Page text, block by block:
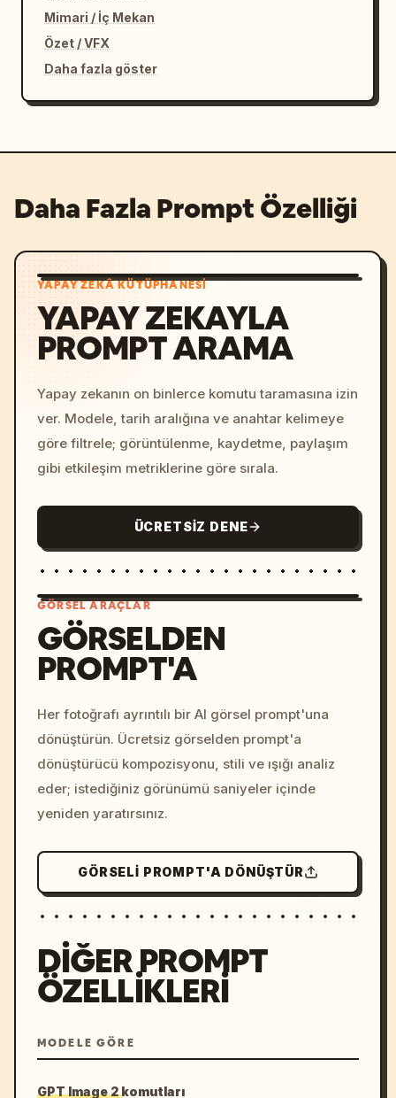
Mimari / İç Mekan
Özet / VFX
Daha fazla göster
Daha Fazla Prompt Özelliği
YAPAY ZEKÂ KÜTÜPHANESI
YAPAY ZEKAYLA
PROMPT ARAMA
Yapay zekanın on binlerce komutu taramasına izin
ver. Modele, tarih aralığına ve anahtar kelimeye
göre filtrele; görüntülenme, kaydetme, paylaşım
gibi etkileşim metriklerine göre sırala.
ÜCRETSIZ DENE
colors, 8k --v 6.0
GÖRSEL ARAÇLAR
GÖRSELDEN
PROMPT'A
Her fotoğrafı ayrıntılı bir AI görsel prompt'una
dönüştürün. Ücretsiz görselden prompt'a
dönüştürücü kompozisyonu, stili ve ışığı analiz
eder; istediğiniz görünümü saniyeler içinde
yeniden yaratırsınız.
GÖRSELI PROMPT'A DÖNÜŞTÜR
DIĞER PROMPT
ÖZELLIKLERI
MODELE GÖRE
GPT Image 2 komutları